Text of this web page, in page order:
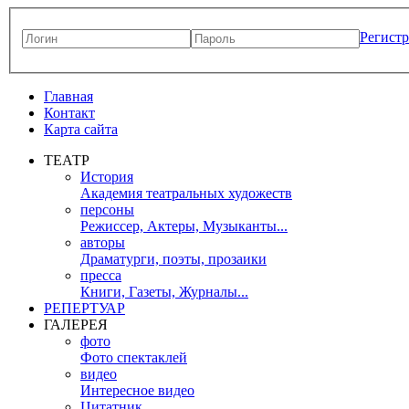
Главная
Контакт
Карта сайта
ТЕАТР
История
Академия театральных художеств
персоны
Режиссер, Актеры, Музыканты...
авторы
Драматурги, поэты, прозаики
пресса
Книги, Газеты, Журналы...
РЕПЕРТУАР
ГАЛЕРЕЯ
фото
Фото спектаклей
видео
Интересное видео